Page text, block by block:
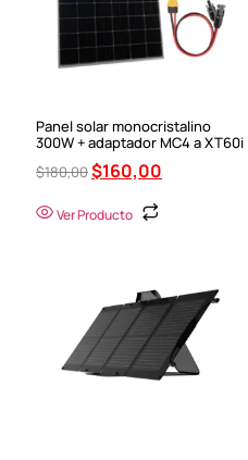
Panel solar monocristalino
300W + adaptador MC4 a XT60i
$180,00$160,00
Ver Producto